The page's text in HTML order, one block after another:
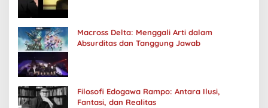
Macross Delta: Menggali Arti dalam
Absurditas dan Tanggung Jawab
Filosofi Edogawa Rampo: Antara Ilusi,
Fantasi, dan Realitas